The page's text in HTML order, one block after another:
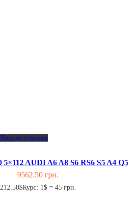
Додати у кошик
5×112 AUDI A6 A8 S6 RS6 S5 A4 Q5
9562.50 грн.
212.50$Курс: 1$ = 45 грн.